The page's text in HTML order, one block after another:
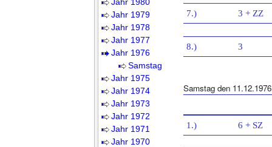
Jahr 1979
Jahr 1978
Jahr 1977
Jahr 1976
Samstag
Jahr 1975
Jahr 1974
Jahr 1973
Jahr 1972
Jahr 1971
Jahr 1970
7.) 3 + ZZ
8.) 3
Samstag den 11.12.1976
1.) 6 + SZ